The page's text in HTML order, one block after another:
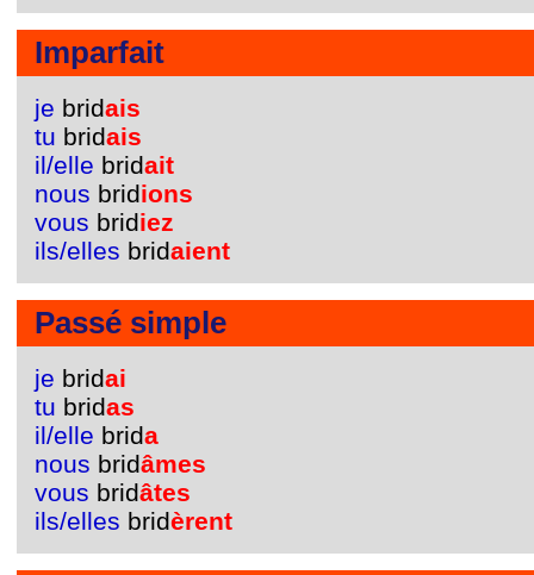
Imparfait
je bridais
tu bridais
il/elle bridait
nous bridions
vous bridiez
ils/elles bridaient
Passé simple
je bridai
tu bridas
il/elle brida
nous bridâmes
vous bridâtes
ils/elles bridèrent